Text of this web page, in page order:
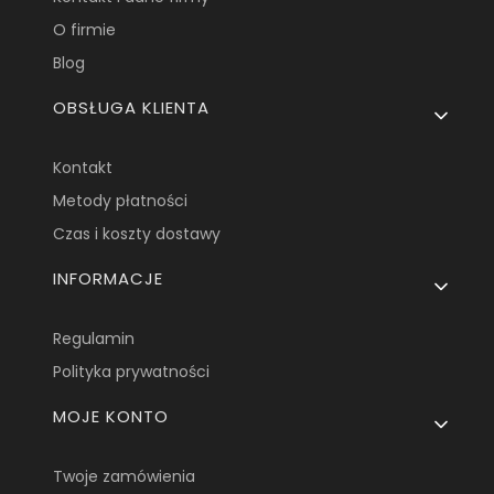
O firmie
Blog
OBSŁUGA KLIENTA
Kontakt
Metody płatności
Czas i koszty dostawy
INFORMACJE
Regulamin
Polityka prywatności
MOJE KONTO
Twoje zamówienia